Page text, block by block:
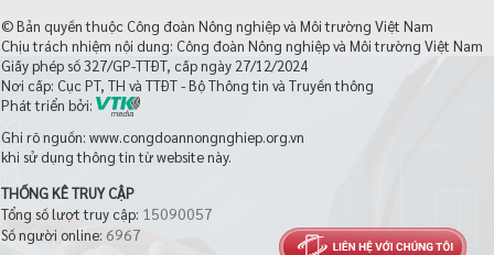
© Bản quyền thuộc Công đoàn Nông nghiệp và Môi trường Việt Nam
Chịu trách nhiệm nội dung: Công đoàn Nông nghiệp và Môi trường Việt Nam
Giấy phép số 327/GP-TTĐT, cấp ngày 27/12/2024
Nơi cấp: Cục PT, TH và TTĐT - Bộ Thông tin và Truyền thông
Phát triển bởi:
Ghi rõ nguồn: www.congdoannongnghiep.org.vn
khi sử dụng thông tin từ website này.
THỐNG KÊ TRUY CẬP
Tổng số lượt truy cập: 15090057
Số người online: 6967